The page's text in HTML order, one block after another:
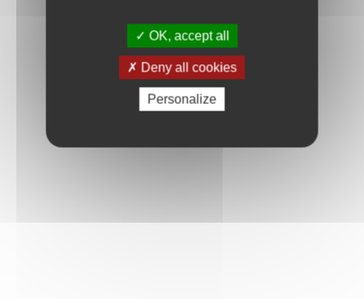
OK, accept all
Deny all cookies
Personalize